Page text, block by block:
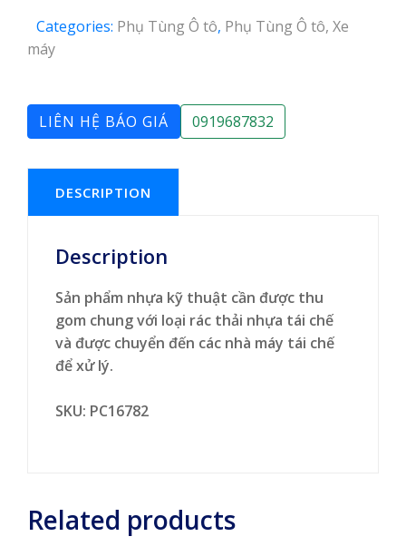
Categories: Phụ Tùng Ô tô, Phụ Tùng Ô tô, Xe
máy
LIÊN HỆ BÁO GIÁ 0919687832
DESCRIPTION
Description
Sản phẩm nhựa kỹ thuật cần được thu
gom chung với loại rác thải nhựa tái chế
và được chuyển đến các nhà máy tái chế
để xử lý.
SKU: PC16782
Related products